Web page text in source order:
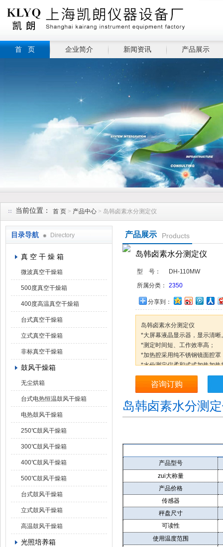
首 页 企业简介 新闻资讯 产品展示
当前位置： 首 页 > 产品中心 > 岛韩卤素水分测定仪
目录导航 Directory
真 空 干 燥 箱
微波真空干燥箱
500度真空干燥箱
400度高温真空干燥箱
台式真空干燥箱
立式真空干燥箱
非标真空干燥箱
鼓风干燥箱
无尘烘箱
台式电热恒温鼓风干燥箱
电热鼓风干燥箱
250℃鼓风干燥箱
300℃鼓风干燥箱
400℃鼓风干燥箱
500℃鼓风干燥箱
台式鼓风干燥箱
立式鼓风干燥箱
高温鼓风干燥箱
光照培养箱
产品展示 Products
岛韩卤素水分测定仪
型 号：
DH-110MW
所属分类：
2350
分享到：
岛韩卤素水分测定仪
*大屏幕液晶显示器，显示清晰
*测定时间短、工作效率高；
*加热腔采用纯不锈钢镜面腔
*水份测定仪柔和式式加热加
*全自动测定，测量完毕报警
*温度加热到199度，特殊材
*精铸铝壳，抗干扰，耐腐蚀.
*样品的含水量、含固量百分比
咨询订购
岛韩卤素水分测
产品型号
zui大称量
产品价格
传感器
秤盘尺寸
可读性
使用温度范围